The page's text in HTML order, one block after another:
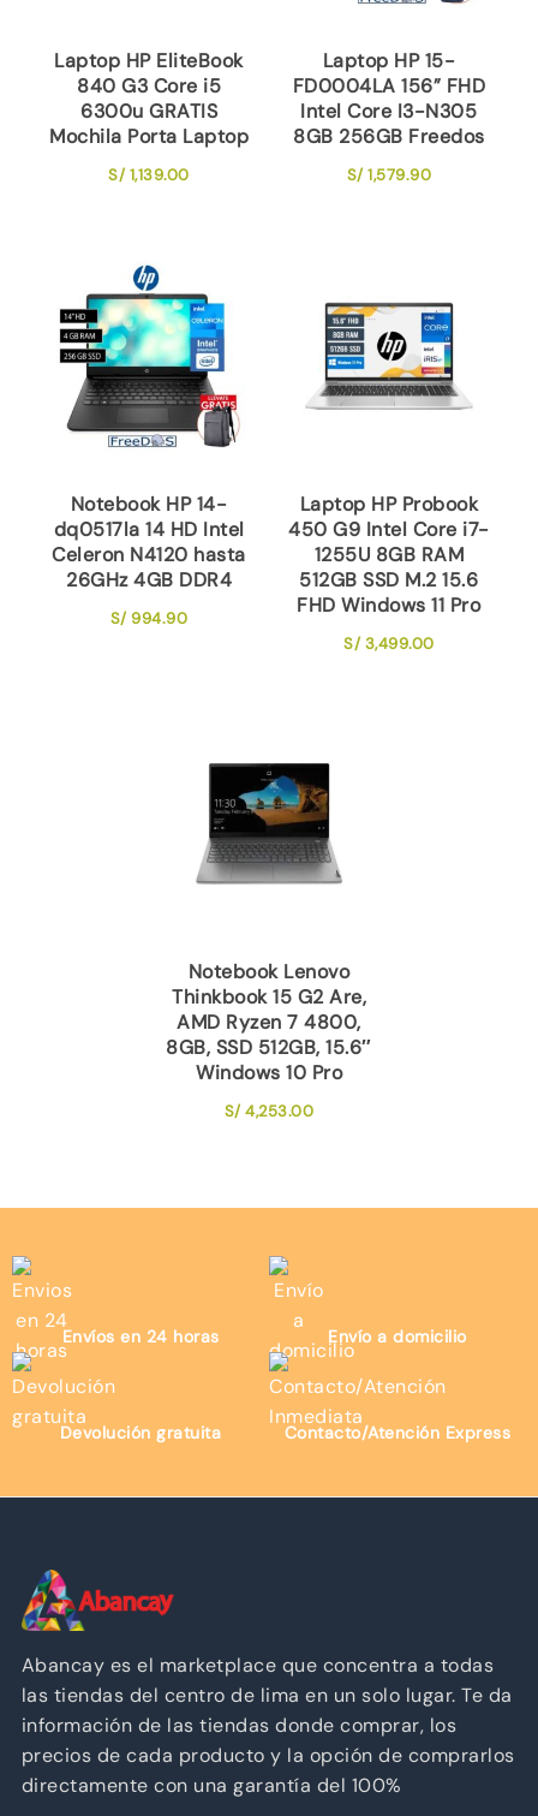
Laptop HP EliteBook
840 G3 Core i5
6300u GRATIS
Mochila Porta Laptop
S/1,139.00
Laptop HP 15-
FD0004LA 156” FHD
Intel Core I3-N305
8GB 256GB Freedos
S/1,579.90
Notebook HP 14-
dq0517la 14 HD Intel
Celeron N4120 hasta
26GHz 4GB DDR4
S/994.90
Laptop HP Probook
450 G9 Intel Core i7-
1255U 8GB RAM
512GB SSD M.2 15.6
FHD Windows 11 Pro
S/3,499.00
Notebook Lenovo
Thinkbook 15 G2 Are,
AMD Ryzen 7 4800,
8GB, SSD 512GB, 15.6″
Windows 10 Pro
S/ 4,253.00
Envíos en 24 horas Envío a domicilio
Devolución gratuita Contacto/Atención Express
Abancay es el marketplace que concentra a todas
las tiendas del centro de lima en un solo lugar. Te da
información de las tiendas donde comprar, los
precios de cada producto y la opción de comprarlos
directamente con una garantía del 100%